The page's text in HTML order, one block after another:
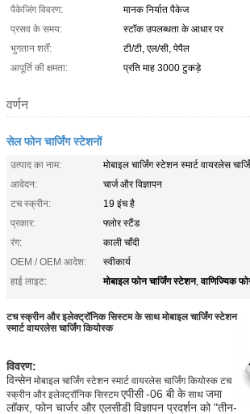
पैकेजिंग विवरण:
मानक निर्यात पैकेज
प्रसव के समय:
स्टॉक उपलब्धता के आधार पर
भुगतान शर्तें:
टी/टी, एल/सी, पेपैल
आपूर्ति की क्षमता:
प्रति माह 3000 टुकड़े
वर्णन
सेल फोन चार्जिंग स्टेशनों
उत्पाद का नाम:
मोबाइल चार्जिंग स्टेशन स्मार्ट वायरलेस
आवेदन:
चार्ज और विज्ञापन
टच स्क्रीन:
19 इंच है
प्रकार:
फ्लोर स्टैंड
रंग:
काली चाँदी
OEM / OEM आदेश:
स्वीकार्य
हाई लाइट:
मोबाइल फोन चार्जिंग स्टेशन,वाणिज्यिक
टच स्क्रीन और इलेक्ट्रॉनिक सिस्टम के साथ मोबाइल चार्जिंग स्टेशन
स्मार्ट वायरलेस चार्जिंग कियोस्क
विवरण:
विन्सेन मोबाइल चार्जिंग स्टेशन स्मार्ट वायरलेस चार्जिंग कियोस्क टच
स्क्रीन और इलेक्ट्रॉनिक सिस्टमएपीसी-06 बी केसाथ जमा
लॉकर, फोन चार्जर और एलसीडी विज्ञापन प्रदर्शन को "तीन-